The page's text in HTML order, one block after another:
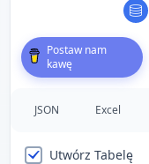
Postaw nam
kawę
JSON Excel
Utwórz Tabelę